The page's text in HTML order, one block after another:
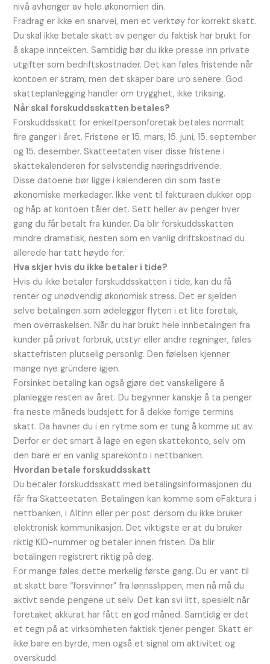
nivå avhenger av hele økonomien din.
Fradrag er ikke en snarvei, men et verktøy for korrekt skatt.
Du skal ikke betale skatt av penger du faktisk har brukt for
å skape inntekten. Samtidig bør du ikke presse inn private
utgifter som bedriftskostnader. Det kan føles fristende når
kontoen er stram, men det skaper bare uro senere. God
skatteplanlegging handler om trygghet, ikke triksing.
Når skal forskuddsskatten betales?
Forskuddsskatt for enkeltpersonforetak betales normalt
fire ganger i året. Fristene er 15. mars, 15. juni, 15. september
og 15. desember. Skatteetaten viser disse fristene i
skattekalenderen for selvstendig næringsdrivende.
Disse datoene bør ligge i kalenderen din som faste
økonomiske merkedager. Ikke vent til fakturaen dukker opp
og håp at kontoen tåler det. Sett heller av penger hver
gang du får betalt fra kunder. Da blir forskuddsskatten
mindre dramatisk, nesten som en vanlig driftskostnad du
allerede har tatt høyde for.
Hva skjer hvis du ikke betaler i tide?
Hvis du ikke betaler forskuddsskatten i tide, kan du få
renter og unødvendig økonomisk stress. Det er sjelden
selve betalingen som ødelegger flyten i et lite foretak,
men overraskelsen. Når du har brukt hele innbetalingen fra
kunder på privat forbruk, utstyr eller andre regninger, føles
skattefristen plutselig personlig. Den følelsen kjenner
mange nye gründere igjen.
Forsinket betaling kan også gjøre det vanskeligere å
planlegge resten av året. Du begynner kanskje å ta penger
fra neste måneds budsjett for å dekke forrige termins
skatt. Da havner du i en rytme som er tung å komme ut av.
Derfor er det smart å lage en egen skattekonto, selv om
den bare er en vanlig sparekonto i nettbanken.
Hvordan betale forskuddsskatt
Du betaler forskuddsskatt med betalingsinformasjonen du
får fra Skatteetaten. Betalingen kan komme som eFaktura i
nettbanken, i Altinn eller per post dersom du ikke bruker
elektronisk kommunikasjon. Det viktigste er at du bruker
riktig KID-nummer og betaler innen fristen. Da blir
betalingen registrert riktig på deg.
For mange føles dette merkelig første gang. Du er vant til
at skatt bare “forsvinner” fra lønnsslippen, men nå må du
aktivt sende pengene ut selv. Det kan svi litt, spesielt når
foretaket akkurat har fått en god måned. Samtidig er det
et tegn på at virksomheten faktisk tjener penger. Skatt er
ikke bare en byrde, men også et signal om aktivitet og
overskudd.